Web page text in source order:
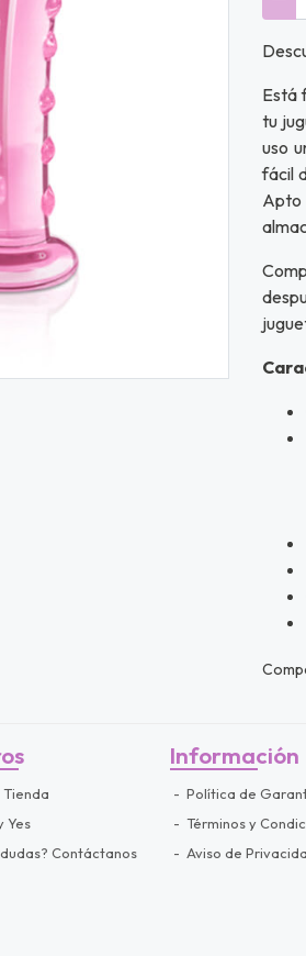
Está
tu
uso
fácil
Apto
Yes
dudas? Contáctanos
Información
Política de
Términos y
Aviso de